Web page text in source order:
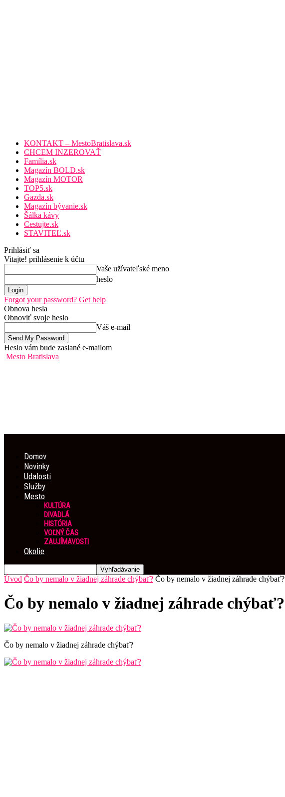
KONTAKT – MestoBratislava.sk
CHCEM INZEROVAŤ
Família.sk
Magazín BOLD.sk
Magazín MOTOR
TOP5.sk
Gazda.sk
Magazín bývanie.sk
Šálka kávy
Cestujte.sk
STAVITEĽ.sk
Prihlásiť sa
Vitajte! prihlásenie k účtu
Vaše užívateľské meno
heslo
Forgot your password? Get help
Obnova hesla
Obnoviť svoje heslo
Váš e-mail
Heslo vám bude zaslané e-mailom
Mesto Bratislava
Domov
Novinky
Udalosti
Služby
Mesto
KULTÚRA
DIVADLÁ
HISTÓRIA
VOĽNÝ ČAS
ZAUJÍMAVOSTI
Okolie
Úvod Čo by nemalo v žiadnej záhrade chýbať? Čo by nemalo v žiadnej záhrade chýbať?
Čo by nemalo v žiadnej záhrade chýbať?
Čo by nemalo v žiadnej záhrade chýbať?